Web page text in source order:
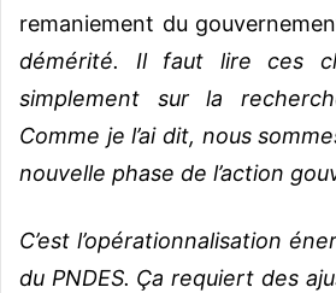
remaniement du
démérité. Il faut lire ces
simplement sur la
Comme je l’ai dit, nous
nouvelle phase de l’action
C’est l’opérationnalisation
du PNDES. Ça requiert des